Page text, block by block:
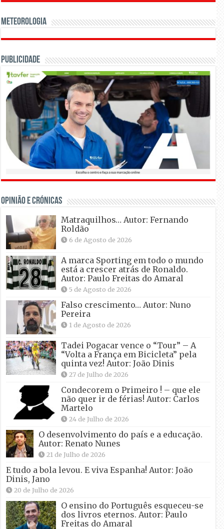
Meteorologia
Publicidade
OPINIÃO E CRÓNICAS
Matraquilhos… Autor: Fernando
Roldão
6 de Agosto de 2026
A marca Sporting em todo o mundo
está a crescer atrás de Ronaldo.
Autor: Paulo Freitas do Amaral
5 de Agosto de 2026
Falso crescimento… Autor: Nuno
Pereira
1 de Agosto de 2026
Tadei Pogacar vence o “Tour” – A
“Volta a França em Bicicleta” pela
quinta vez! Autor: João Dinis
27 de Julho de 2026
Condecorem o Primeiro ! – que ele
não quer ir de férias! Autor: Carlos
Martelo
24 de Julho de 2026
O desenvolvimento do país e a educação.
Autor: Renato Nunes
21 de Julho de 2026
E tudo a bola levou. E viva Espanha! Autor: João
Dinis, Jano
20 de Julho de 2026
O ensino do Português esqueceu-se
dos livros eternos. Autor: Paulo
Freitas do Amaral